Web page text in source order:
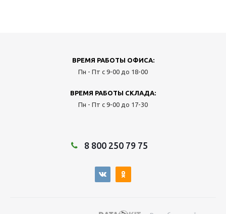
ВРЕМЯ РАБОТЫ ОФИСА:
Пн - Пт с 9-00 до 18-00
ВРЕМЯ РАБОТЫ СКЛАДА:
Пн - Пт с 9-00 до 17-30
8 800 250 79 75